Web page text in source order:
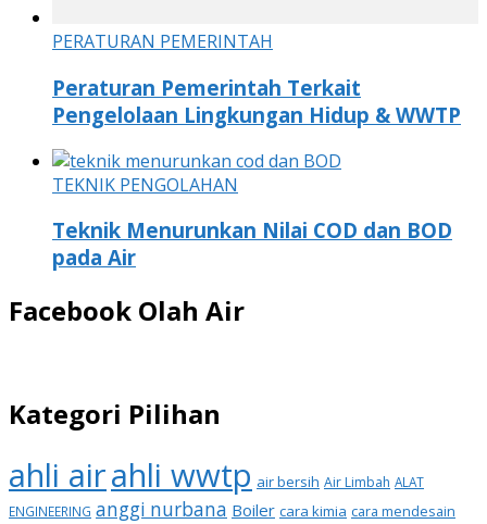
PERATURAN PEMERINTAH
Peraturan Pemerintah Terkait
Pengelolaan Lingkungan Hidup & WWTP
TEKNIK PENGOLAHAN
Teknik Menurunkan Nilai COD dan BOD
pada Air
Facebook Olah Air
Kategori Pilihan
ahli airahli wwtp air bersih Air Limbah ALAT
ENGINEERING anggi nurbana Boiler cara kimia cara mendesain